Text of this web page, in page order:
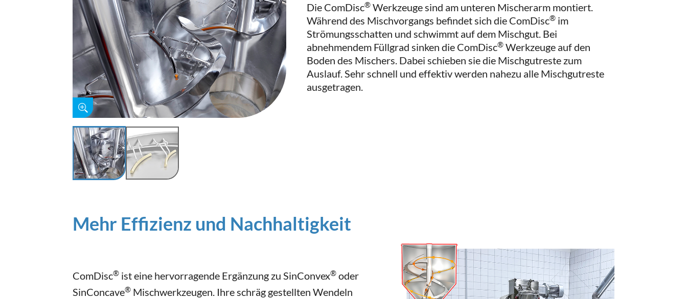
Die ComDisc® Werkzeuge sind am unteren Mischerarm montiert.
Während des Mischvorgangs befindet sich die ComDisc® im
Strömungsschatten und schwimmt auf dem Mischgut. Bei
abnehmendem Füllgrad sinken die ComDisc® Werkzeuge auf den
Boden des Mischers. Dabei schieben sie die Mischgutreste zum
Auslauf. Sehr schnell und effektiv werden nahezu alle Mischgutreste
ausgetragen.
Mehr Effizienz und Nachhaltigkeit
ComDisc® ist eine hervorragende Ergänzung zu SinConvex® oder
SinConcave® Mischwerkzeugen. Ihre schräg gestellten Wendeln